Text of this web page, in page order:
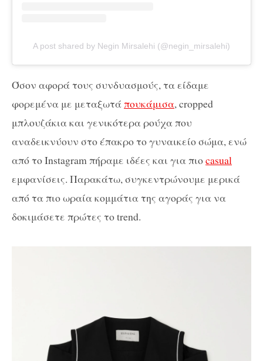
A post shared by Negin Mirsalehi (@negin_mirsalehi)
Όσον αφορά τους συνδυασμούς, τα είδαμε
φορεμένα με μεταξωτάπουκάμισα, cropped
μπλουζάκια και γενικότερα ρούχα που
αναδεικνύουν στο έπακρο το γυναικείο σώμα, ενώ
από το Instagram πήραμε ιδέες και για πιοcasual
εμφανίσεις. Παρακάτω, συγκεντρώνουμε μερικά
από τα πιο ωραία κομμάτια της αγοράς για να
δοκιμάσετε πρώτες το trend.